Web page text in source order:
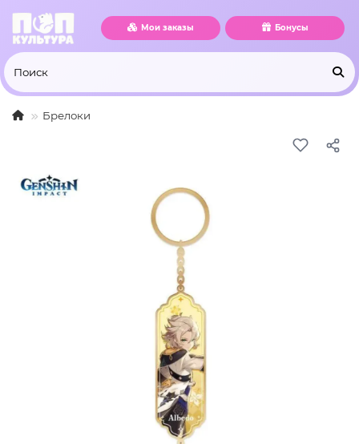
Мои заказы Бонусы
Брелоки